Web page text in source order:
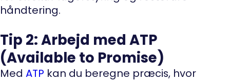
håndtering.
Tip 2: Arbejd med ATP
(Available to Promise)
Med ATP kan du beregne præcis, hvor